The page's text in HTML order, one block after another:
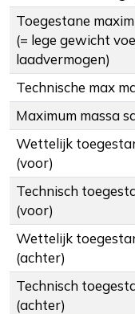
Toegestane
(= lege gewicht
laadvermogen)
Technische max
Maximum massa
Wettelijk
(voor)
Technisch
(voor)
Wettelijk
(achter)
Technisch
(achter)